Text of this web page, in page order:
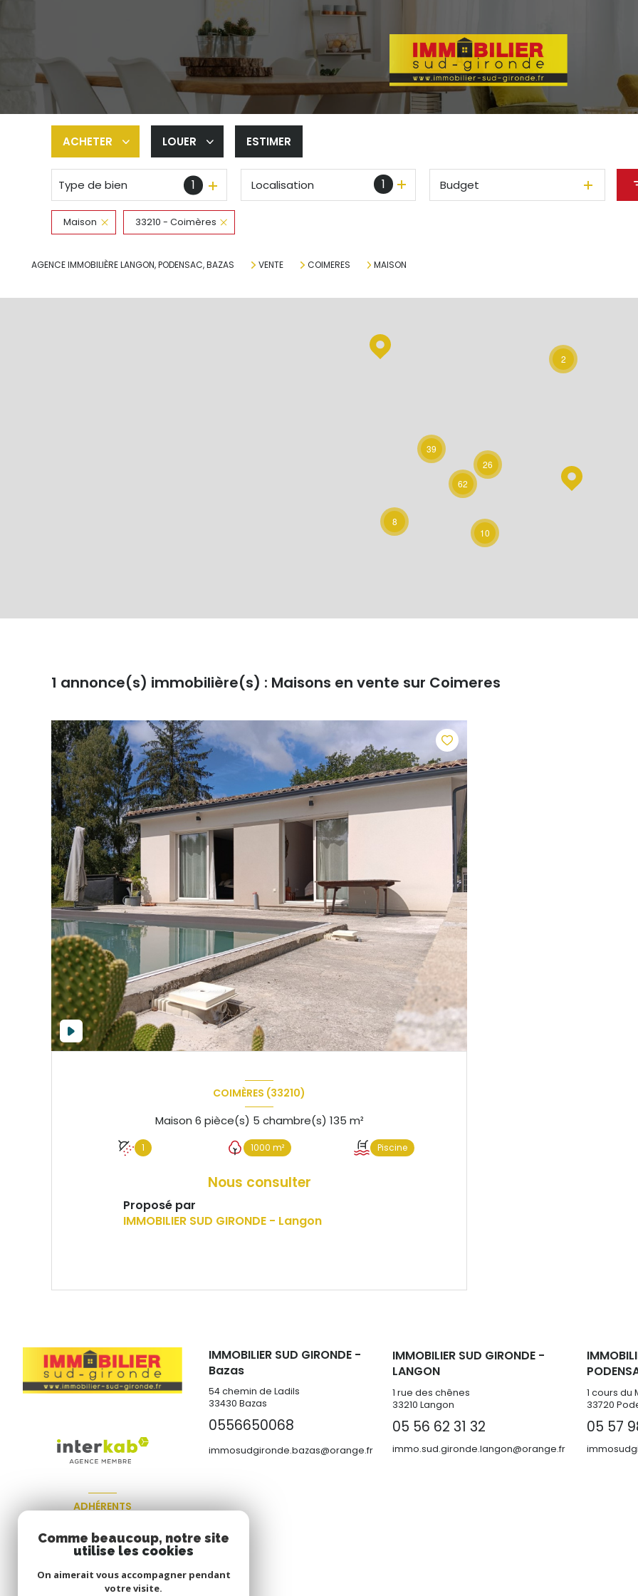
ACHETER
De l'ancien
De l'immo pro
LOUER
à l'année
De l'immo pro
ESTIMER
Type de bien 1 1
Localisation Budget
Maison 33210 - Coimères
AGENCE IMMOBILIÈRE LANGON, PODENSAC, BAZAS VENTE COIMERES MAISON
2
10
8
26
39
62
1 annonce(s) immobilière(s) : Maisons en vente sur Coimeres
COIMÈRES (33210)
Maison 6 pièce(s) 5 chambre(s) 135 m²
1 1000 m² Piscine
Nous consulter
Proposé par
IMMOBILIER SUD GIRONDE - Langon
IMMOBILIER SUD GIRONDE -
Bazas
54 chemin de Ladils
33430 Bazas
0556650068
immosudgironde.bazas@orange.fr
IMMOBILIER SUD GIRONDE -
LANGON
1 rue des chênes
33210 Langon
05 56 62 31 32
immo.sud.gironde.langon@orange.fr
1 cours du
33720
05 57
ADHÉRENTS
Nous adhérons
Comme beaucoup, notre site
utilise les cookies
On aimerait vous accompagner pendant
votre visite.